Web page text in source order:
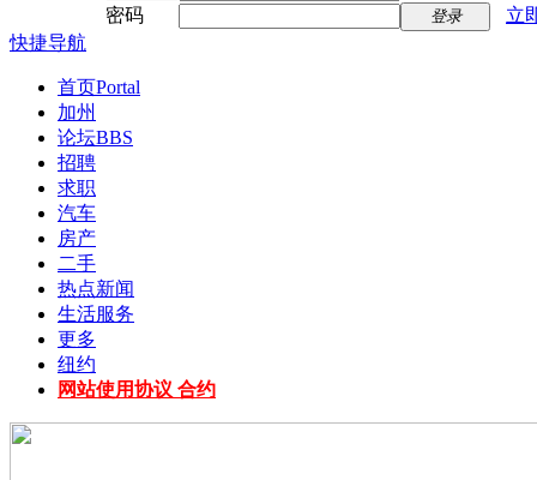
密码
登录
立
快捷导航
首页Portal
加州
论坛BBS
招聘
求职
汽车
房产
二手
热点新闻
生活服务
更多
纽约
网站使用协议 合约